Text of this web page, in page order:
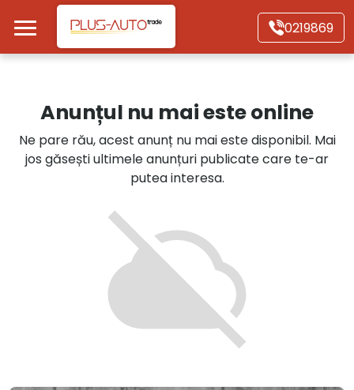
Mergi direct la conținutul principal
0219869
Autoturisme
Motociclete
Autoutilitare
Alte tipuri vehicule
Anunțul nu mai este online
Ne pare rău, acest anunț nu mai este disponibil. Mai
jos găsești ultimele anunțuri publicate care te-ar
putea interesa.